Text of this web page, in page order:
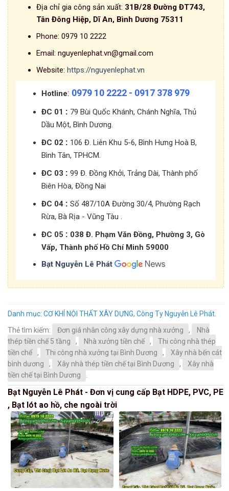
Địa chỉ gia công sản xuất: 31B/28 Đường ĐT743,
Tân Đông Hiệp, Dĩ An, Bình Dương 75311
Phone: 0979 10 2222
Email: nguyenlephat.vn@gmail.com
Website: https://nguyenlephat.vn
Hotline: 0979 10 2222 - 0917 378 979
ĐC 01 : 79 Bùi Quốc Khánh, Chánh Nghĩa, Thủ
Dầu Một, Bình Dương.
ĐC 02 : 106 Đ. Liên Khu 5-6, Bình Hưng Hoà B,
Bình Tân, TPHCM.
ĐC 03 : 99 Đ. Đồng Khởi, Trảng Dài, Thành phố
Biên Hòa, Đồng Nai
ĐC 04 : Số 487/10A Đường 30/4, Phường Rạch
Rừa, Bà Rịa - Vũng Tàu .
ĐC 05 : 038 Đ. Phạm Văn Đồng, Phường 3, Gò
Vấp, Thành phố Hồ Chí Minh 59000
Bạt Nguyễn Lê Phát
Danh mục: CƠ KHÍ NỘI THẤT XÂY DỰNG, Công Ty Nguyễn Lê Phát
Thẻ tìm kiếm:
Đơn giá nhân công xây dựng nhà xưởng ,
Nhà
thép tiền chế 5 tầng
, Nhà xưởng tiền chế ,
Thi công nhà thép
tiền chế
, Thi công nhà xưởng tại Bình Dương ,
Xây nhà bến cát
bình dương
, Xây nhà thép tiền chế tại Bình Dương ,
Xây nhà
tiền chế tại Bình Dương
Bạt Nguyễn Lê Phát - Đơn vị cung cấp Bạt HDPE, PVC, PE
, Bạt lót ao hồ, che ngoài trời